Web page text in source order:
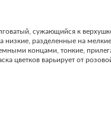
сужающийся к
разделенные на
концами, тонкие,
цветков варьирует от